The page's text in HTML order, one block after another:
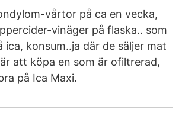
vårtor på ca en vecka,
vinäger på flaska.. som
ica, konsum..ja där de säljer mat
att köpa en som är ofiltrerad,
på Ica Maxi.